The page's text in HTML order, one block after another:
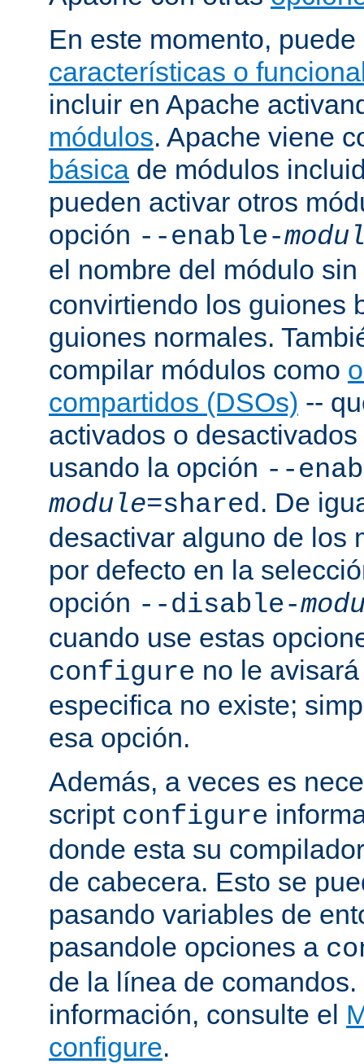
En este momento,
características o
incluir en Apache
módulos. Apache viene
básica de módulos
pueden activar otros
opción --enable-
el nombre del módulo
convirtiendo los guiones
guiones normales.
compilar módulos como
compartidos (DSOs) --
activados o
usando la opción --
module=shared. De
desactivar alguno de los
por defecto en la
opción --disable-
cuando use estas
configure no le
especifica no existe;
esa opción.
Además, a veces es
script configure
donde esta su
de cabecera. Esto se
pasando variables de
pasandole opciones a
de la línea de
información, consulte el
configure.